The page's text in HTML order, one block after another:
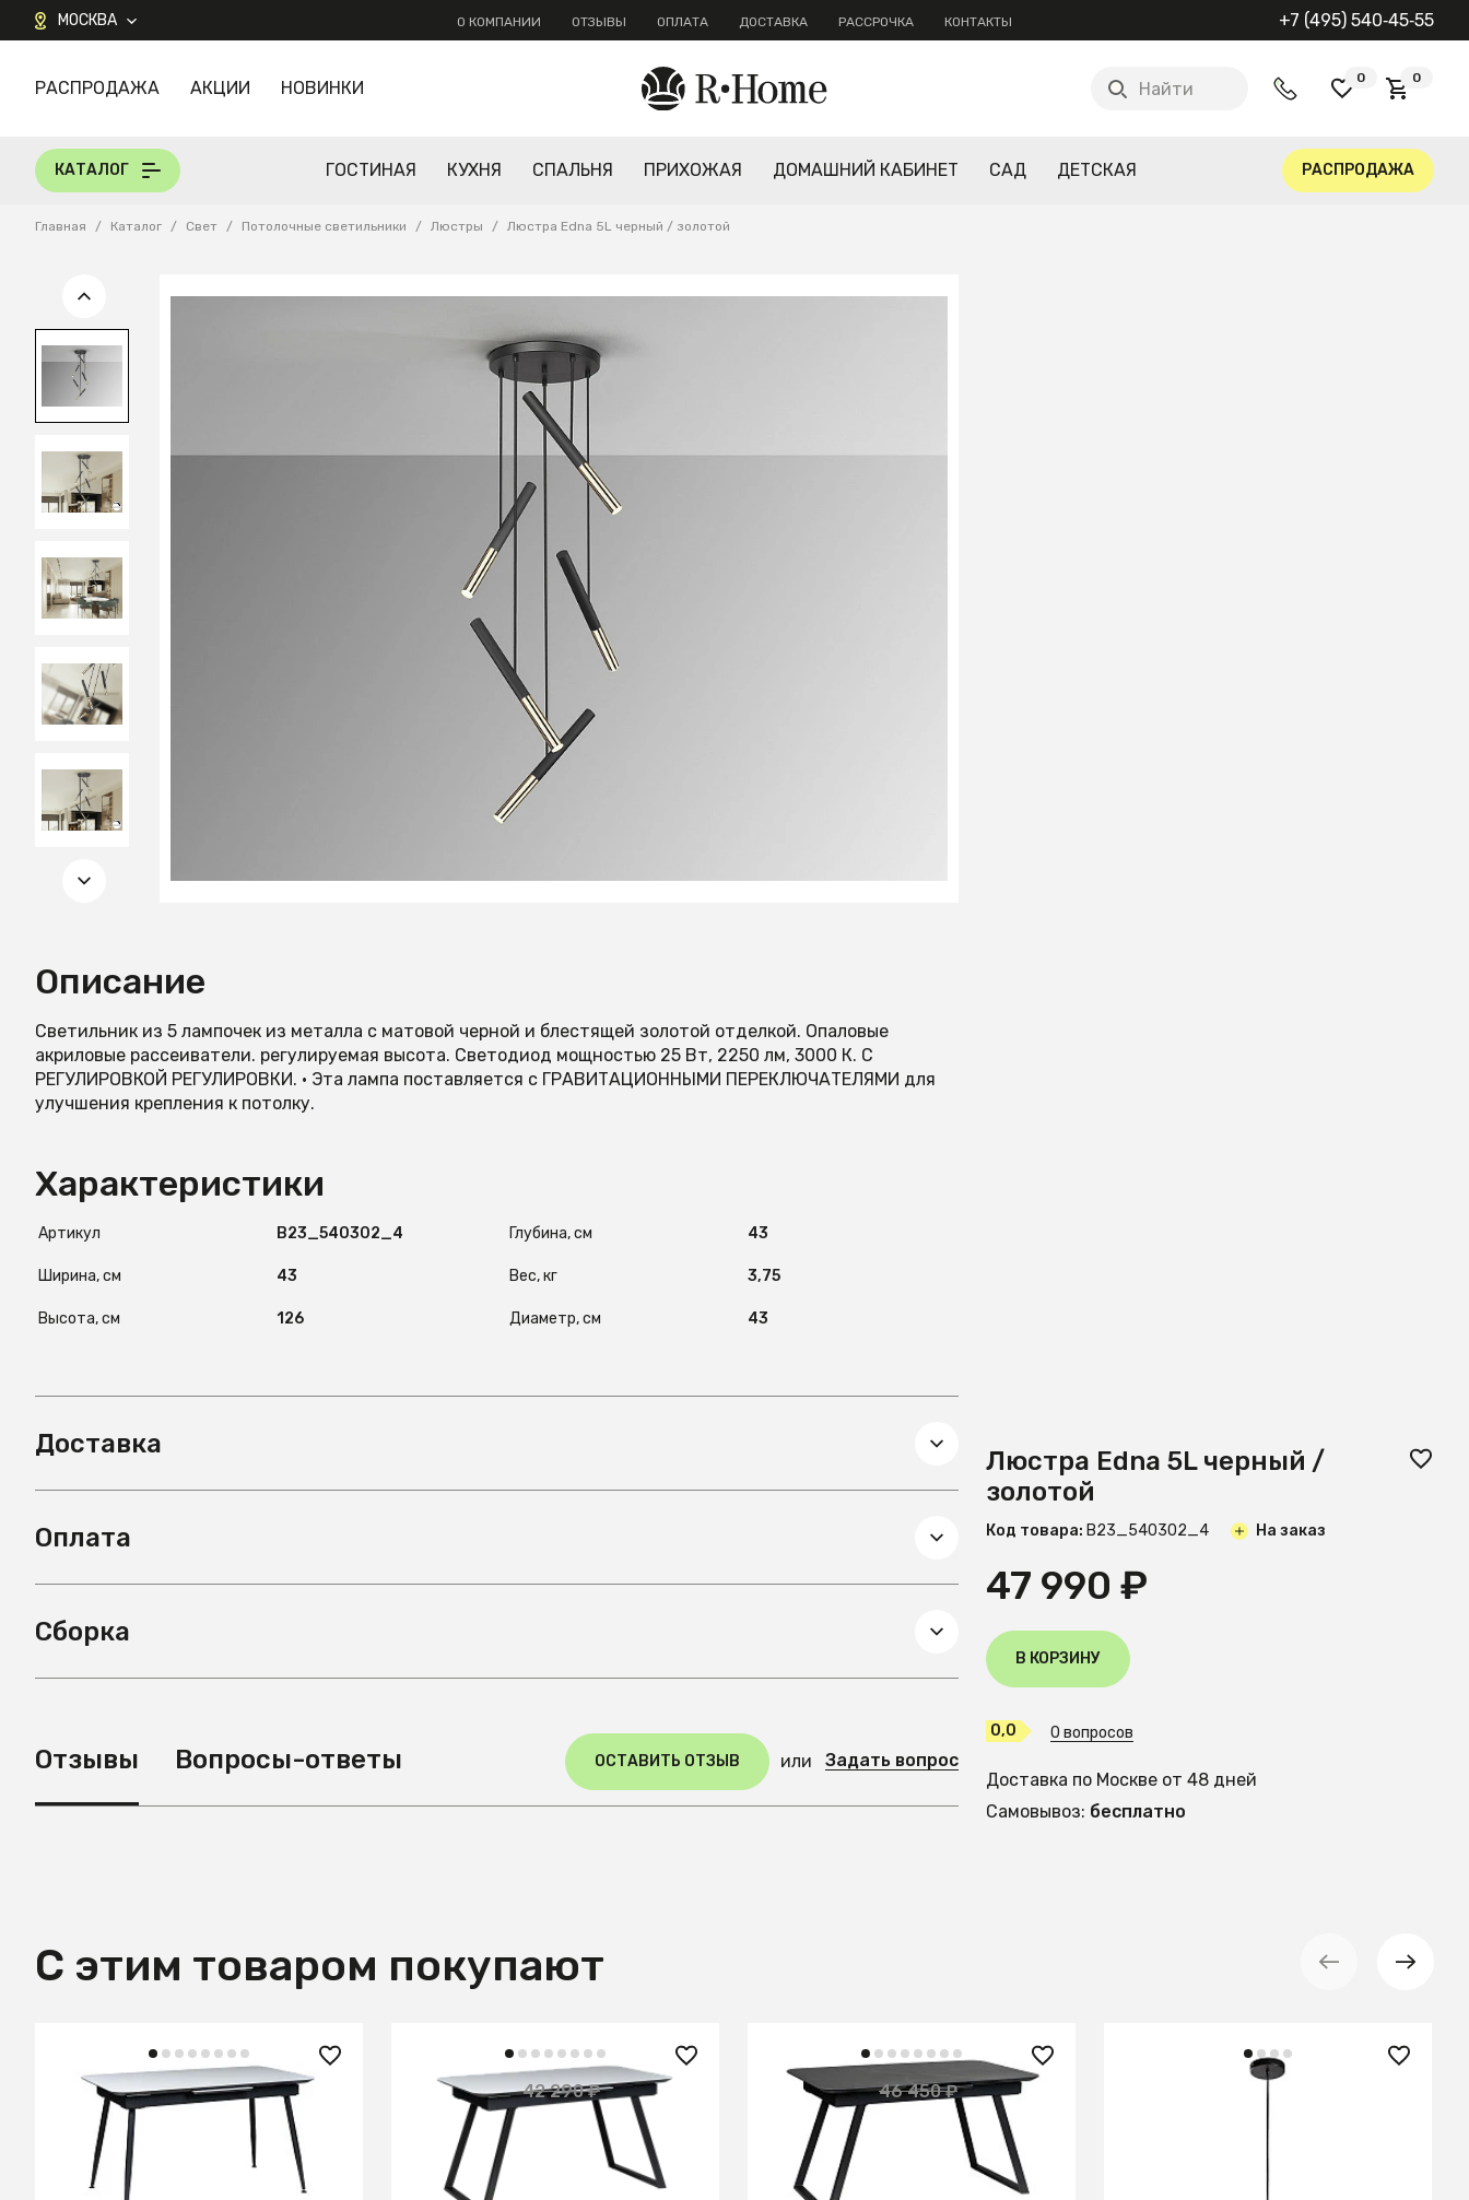
МОСКВА О КОМПАНИИ ОТЗЫВЫ ОПЛАТА ДОСТАВКА РАССРОЧКА КОНТАКТЫ +7 (495) 540‑45‑55
КАТАЛОГ
РАСПРОДАЖА АКЦИИ НОВИНКИ Найти
0 0
КАТАЛОГ ГОСТИНАЯ КУХНЯ СПАЛЬНЯ ПРИХОЖАЯ ДОМАШНИЙ КАБИНЕТ САД ДЕТСКАЯ РАСПРОДАЖА
Главная / Каталог / Свет / Потолочные светильники / Люстры / Люстра Edna 5L черный / золотой
Описание
Светильник из 5 лампочек из металла с матовой черной и блестящей золотой отделкой. Опаловые
акриловые рассеиватели. регулируемая высота. Светодиод мощностью 25 Вт, 2250 лм, 3000 К. С
РЕГУЛИРОВКОЙ РЕГУЛИРОВКИ. · Эта лампа поставляется с ГРАВИТАЦИОННЫМИ ПЕРЕКЛЮЧАТЕЛЯМИ для
улучшения крепления к потолку.
Характеристики
Артикул B23_540302_4
Ширина, см 43
Высота, см 126
Глубина, см 43
Вес, кг 3,75
Диаметр, см 43
Доставка
Оплата
Сборка
Отзывы Вопросы-ответы ОСТАВИТЬ ОТЗЫВ или Задать вопрос
Люстра Edna 5L черный /
золотой
Код товара: B23_540302_4 На заказ
47 990 ₽
В КОРЗИНУ
0,0 0 вопросов
Доставка по Москве от 48 дней
Самовывоз: бесплатно
С этим товаром покупают
22 850 ₽
Стол Месси 140-180 Automatic
Light matte glass
23 050 ₽ 42 290 ₽ — 45%
Стол Пеле 140-180 Automatic
Light matte glass
27 050 ₽ 46 450 ₽ — 42%
Стол Пеле раздвиж. 120-150
Керамогранит Темный Мрамор
Подвесной светильник Maude